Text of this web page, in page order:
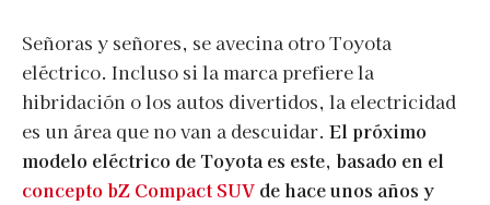
Señoras y señores, se avecina otro Toyota
eléctrico. Incluso si la marca prefiere la
hibridación o los autos divertidos, la electricidad
es un área que no van a descuidar. El próximo
modelo eléctrico de Toyota es este, basado en el
concepto bZ Compact SUV de hace unos años y